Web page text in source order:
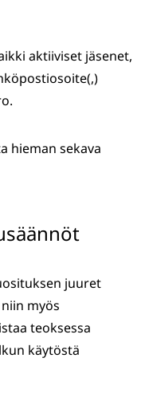
aktiiviset jäsenet,
hieman sekava
juuret
myös
teoksessa
käytöstä